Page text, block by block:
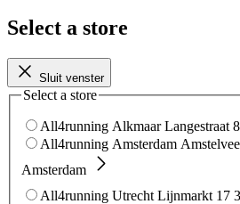
Select a store
Sluit venster
Select a store
All4running Alkmaar Langestraat
All4running Amsterdam
Amsterdam
All4running Utrecht Lijnmarkt 17